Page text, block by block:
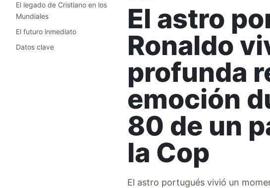
El legado de Cristiano en los
Mundiales
El futuro inmediato
Datos clave
El astro
Ronaldo
profunda
emoción
80 de un
la Cop
El astro portugués vivió un